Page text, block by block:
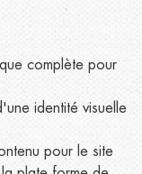
complète pour
identité visuelle
pour le site